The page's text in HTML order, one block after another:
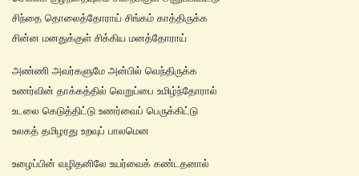
சிந்தை தொலைத்தோராய் சிங்கம் காத்திருக்க
சின்ன மனதுக்குள் சிக்கிய மனத்தோராய்
அண்ணி அவர்களுமே அன்பில் வெந்திருக்க
உணர்வின் தாக்கத்தில் வெறுப்பை உமிழ்ந்தோரால்
உடலை கெடுத்திட்டு உணர்வைப் பெருக்கிட்டு
உலகத் தமிழரது உறவுப் பாலமென
உழைப்பின் வழிதனிலே உயர்வைக் கண்டதனால்